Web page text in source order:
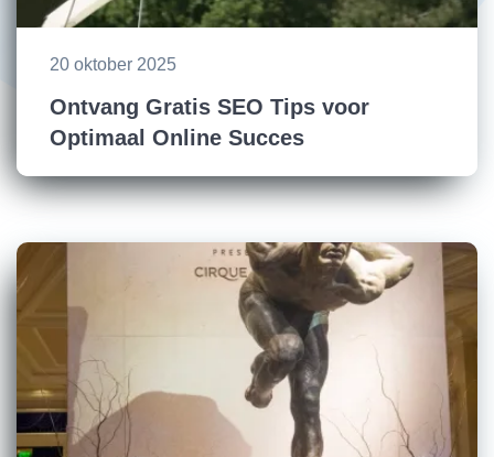
20 oktober 2025
Ontvang Gratis SEO Tips voor
Optimaal Online Succes